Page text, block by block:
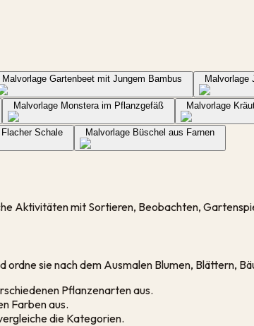
Malvorlage Gartenbeet mit Jungem Bambus Malvorlage
Malvorlage Monstera im Pflanzgefäß Malvorlage
Schale Malvorlage Büschel aus Farnen
Aktivitäten mit Sortieren, Beobachten,
ordne sie nach dem Ausmalen Blumen, Blättern,
Pflanzenarten aus.
Farben aus.
die Kategorien.